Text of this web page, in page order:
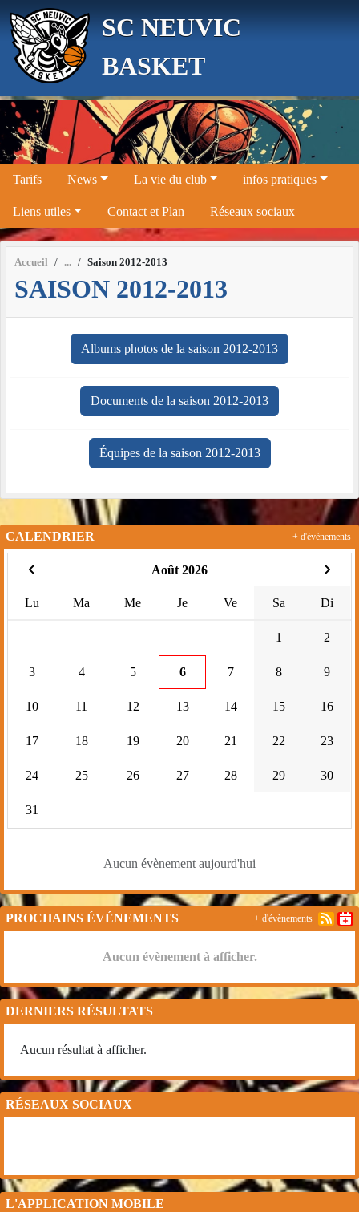
SC NEUVIC
BASKET
Tarifs News La vie du club infos pratiques
Liens utiles Contact et Plan Réseaux sociaux
Accueil Saison 2012-2013
SAISON 2012-2013
Albums photos de la saison 2012-2013
Documents de la saison 2012-2013
Équipes de la saison 2012-2013
CALENDRIER
Août 2026
Lu Ma Me Je Ve Sa Di
1 2
3 4 5 6 7 8 9
10 11 12 13 14 15 16
17 18 19 20 21 22 23
24 25 26 27 28 29 30
31
Aucun évènement aujourd'hui
+ d'évènements
PROCHAINS ÉVÉNEMENTS
Aucun évènement à afficher.
+ d'évènements
DERNIERS RÉSULTATS
Aucun résultat à afficher.
RÉSEAUX SOCIAUX
L'APPLICATION MOBILE
Panneau de gestion des cookies